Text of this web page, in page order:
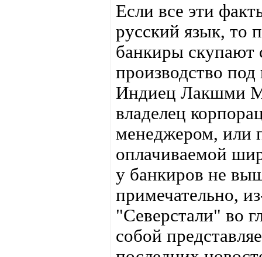
Если все эти
русский язык, то
банкиры скупают
производство
Индиец Лакшми
владелец
менеджером, или
оплачиваемой
у банкиров не
примечательно,
"Северстали" во
собой